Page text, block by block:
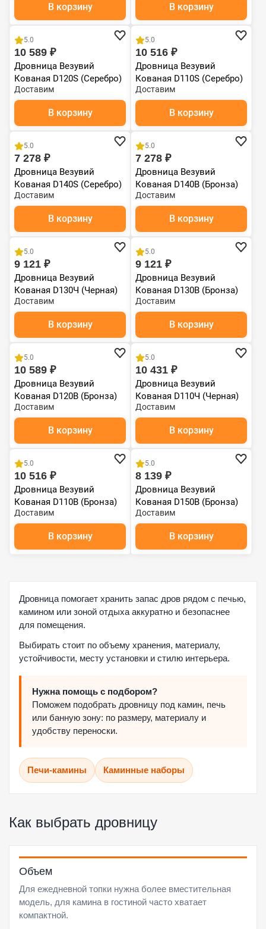
В корзину В корзину
5.0
10 589 ₽
Дровница Везувий
Кованая D120S (Серебро)
Доставим
В корзину
5.0
10 516 ₽
Дровница Везувий
Кованая D110S (Серебро)
Доставим
В корзину
5.0
7 278 ₽
Дровница Везувий
Кованая D140S (Серебро)
Доставим
В корзину
5.0
7 278 ₽
Дровница Везувий
Кованая D140В (Бронза)
Доставим
В корзину
5.0
9 121 ₽
Дровница Везувий
Кованая D130Ч (Черная)
Доставим
В корзину
5.0
9 121 ₽
Дровница Везувий
Кованая D130В (Бронза)
Доставим
В корзину
5.0
10 589 ₽
Дровница Везувий
Кованая D120В (Бронза)
Доставим
В корзину
5.0
10 431 ₽
Дровница Везувий
Кованая D110Ч (Черная)
Доставим
В корзину
5.0
10 516 ₽
Дровница Везувий
Кованая D110В (Бронза)
Доставим
В корзину
5.0
8 139 ₽
Дровница Везувий
Кованая D150В (Бронза)
Доставим
В корзину
Дровница помогает хранить запас дров рядом с печью,
камином или зоной отдыха аккуратно и безопаснее
для помещения.
Выбирать стоит по объему хранения, материалу,
устойчивости, месту установки и стилю интерьера.
Нужна помощь с подбором?
Поможем подобрать дровницу под камин, печь
или банную зону: по размеру, материалу и
удобству переноски.
Печи-камины Каминные наборы
Как выбрать дровницу
Объем
Для ежедневной топки нужна более вместительная
модель, для камина в гостиной часто хватает
компактной.